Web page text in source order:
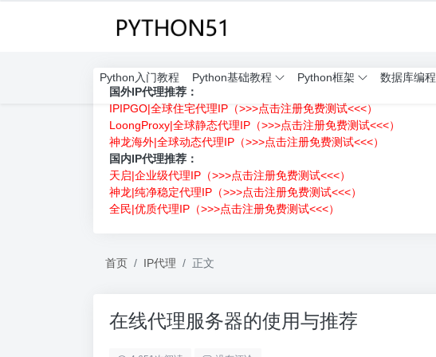
Python入门教程 Python基础教程 Python框架 数据库编程
国外IP代理推荐：
IPIPGO|全球住宅代理IP（>>>点击注册免费测试<<<）
LoongProxy|全球静态代理IP（>>>点击注册免费测试<<<）
神龙海外|全球动态代理IP（>>>点击注册免费测试<<<）
国内IP代理推荐：
天启|企业级代理IP（>>>点击注册免费测试<<<）
神龙|纯净稳定代理IP（>>>点击注册免费测试<<<）
全民|优质代理IP（>>>点击注册免费测试<<<）
首页 IP代理 正文
在线代理服务器的使用与推荐